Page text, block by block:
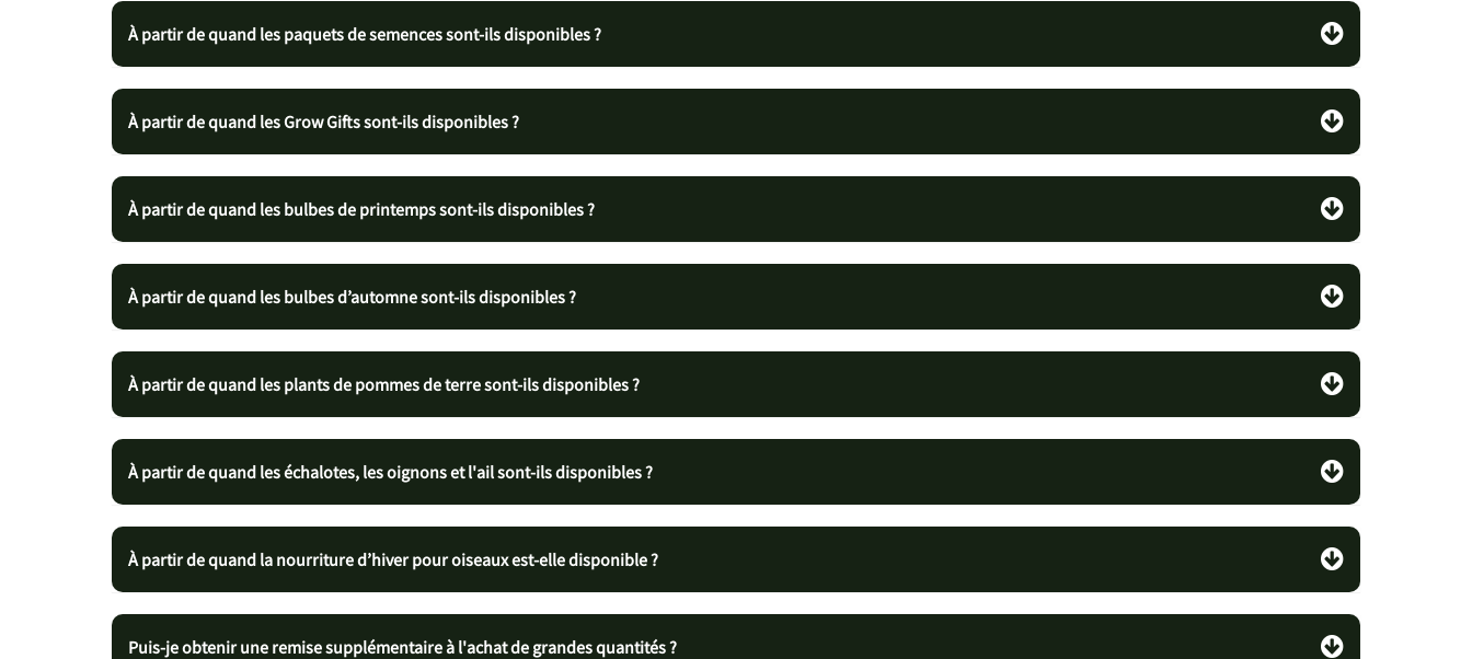
À partir de quand les paquets de semences sont-ils disponibles ?
À partir de quand les Grow Gifts sont-ils disponibles ?
À partir de quand les bulbes de printemps sont-ils disponibles ?
À partir de quand les bulbes d’automne sont-ils disponibles ?
À partir de quand les plants de pommes de terre sont-ils disponibles ?
À partir de quand les échalotes, les oignons et l'ail sont-ils disponibles ?
À partir de quand la nourriture d’hiver pour oiseaux est-elle disponible ?
Puis-je obtenir une remise supplémentaire à l'achat de grandes quantités ?